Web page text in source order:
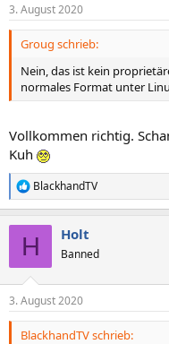
3. August 2020
Groug schrieb:
Nein, das ist kein
normales Format unter
Vollkommen richtig.
Kuh
R
e
e
n
BlackhandTV
H Holt
Banned
3. August 2020
BlackhandTV schrieb: